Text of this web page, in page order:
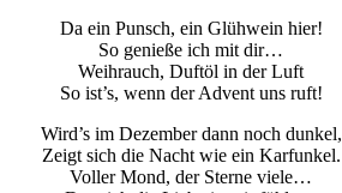
Da ein Punsch, ein Glühwein hier!
So genieße ich mit dir…
Weihrauch, Duftöl in der Luft
So ist’s, wenn der Advent uns ruft!
Wird’s im Dezember dann noch dunkel,
Zeigt sich die Nacht wie ein Karfunkel.
Voller Mond, der Sterne viele…